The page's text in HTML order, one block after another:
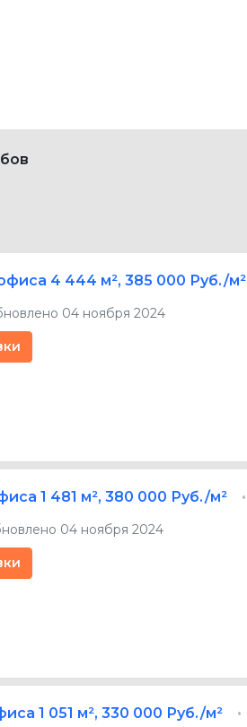
4 444 м²,385 000 Руб./м²
04 ноября 2024
1 481 м²,380 000 Руб./м²
04 ноября 2024
1 051 м²,330 000 Руб./м²